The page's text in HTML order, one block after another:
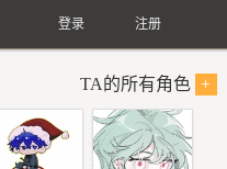
注册
登录
TA的所有角色 +